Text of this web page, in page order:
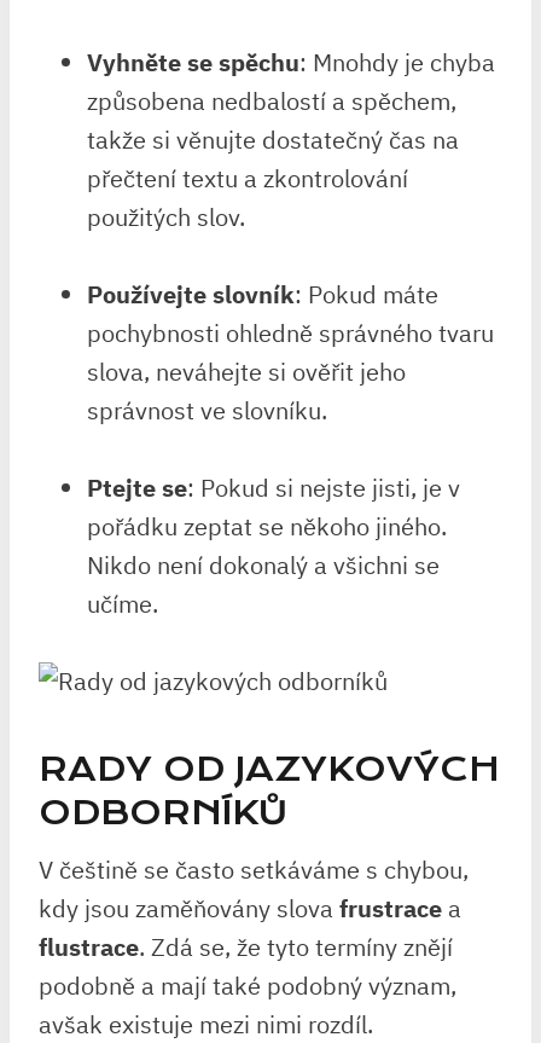
Vyhněte se spěchu: Mnohdy je chyba
způsobena nedbalostí a spěchem,
takže si věnujte dostatečný čas na
přečtení textu a zkontrolování
použitých slov.
Používejte slovník: Pokud máte
pochybnosti ohledně správného tvaru
slova, neváhejte si ověřit jeho
správnost ve slovníku.
Ptejte se: Pokud si nejste jisti, je v
pořádku zeptat se někoho jiného.
Nikdo není dokonalý a všichni se
učíme.
RADY OD JAZYKOVÝCH
ODBORNÍKŮ
V češtině se často setkáváme s chybou,
kdy jsou zaměňovány slova frustrace a
flustrace. Zdá se, že tyto termíny znějí
podobně a mají také podobný význam,
avšak existuje mezi nimi rozdíl.